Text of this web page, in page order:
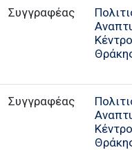
Συγγραφέας
Συγγραφέας